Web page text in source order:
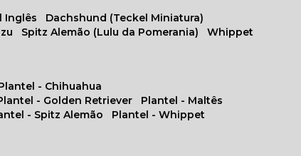
Plantel - Chihuahua
Plantel - Golden Retriever
Plantel - Maltês
- Spitz Alemão
Plantel - Whippet
Inglês
Dachshund (Teckel Miniatura)
Spitz Alemão (Lulu da Pomerania)
Whippet